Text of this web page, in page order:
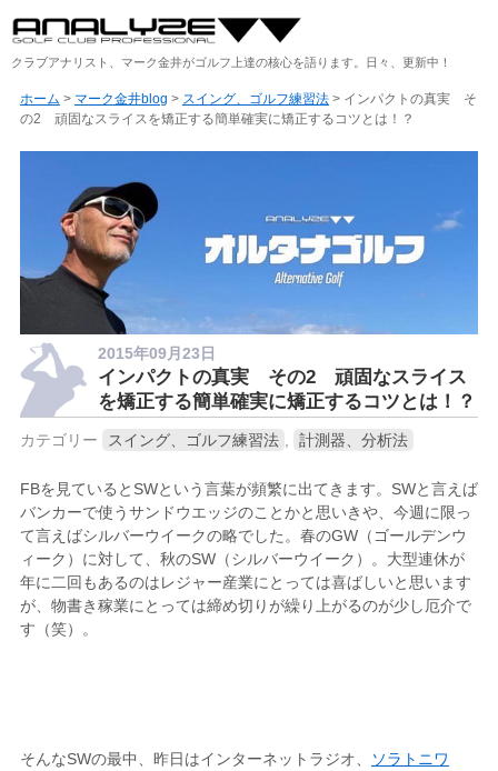
クラブアナリスト、マーク金井がゴルフ上達の核心を語ります。日々、更新中！
ホーム > マーク金井blog > スイング、ゴルフ練習法> インパクトの真実 そ
の2 頑固なスライスを矯正する簡単確実に矯正するコツとは！？
2015年09月23日
インパクトの真実 その2 頑固なスライス
を矯正する簡単確実に矯正するコツとは！？
カテゴリー スイング、ゴルフ練習法 計測器、分析法
FBを見ているとSWという言葉が頻繁に出てきます。SWと言えば
バンカーで使うサンドウエッジのことかと思いきや、今週に限っ
て言えばシルバーウイークの略でした。春のGW（ゴールデンウ
ィーク）に対して、秋のSW（シルバーウイーク）。大型連休が
年に二回もあるのはレジャー産業にとっては喜ばしいと思います
が、物書き稼業にとっては締め切りが繰り上がるのが少し厄介で
す（笑）。
そんなSWの最中、昨日はインターネットラジオ、
ソラトニワ